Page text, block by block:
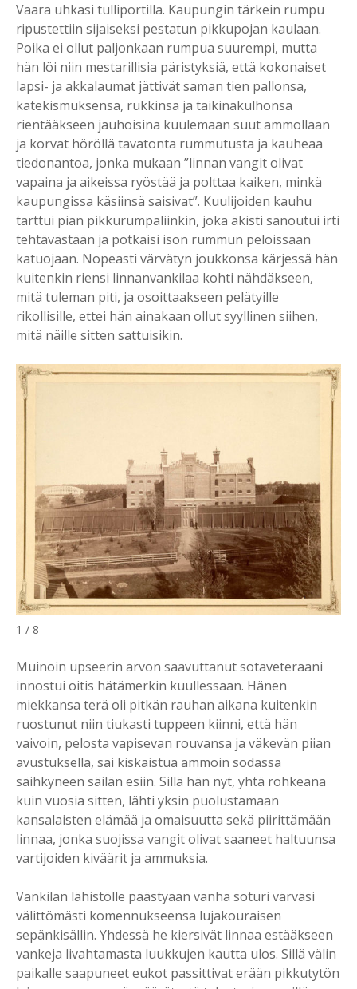
Vaara uhkasi tulliportilla. Kaupungin tärkein rumpu
ripustettiin sijaiseksi pestatun pikkupojan kaulaan.
Poika ei ollut paljonkaan rumpua suurempi, mutta
hän löi niin mestarillisia päristyksiä, että kokonaiset
lapsi- ja akkalaumat jättivät saman tien pallonsa,
katekismuksensa, rukkinsa ja taikinakulhonsa
rientääkseen jauhoisina kuulemaan suut ammollaan
ja korvat höröllä tavatonta rummutusta ja kauheaa
tiedonantoa, jonka mukaan ”linnan vangit olivat
vapaina ja aikeissa ryöstää ja polttaa kaiken, minkä
kaupungissa käsiinsä saisivat”. Kuulijoiden kauhu
tarttui pian pikkurumpaliinkin, joka äkisti sanoutui irti
tehtävästään ja potkaisi ison rummun peloissaan
katuojaan. Nopeasti värvätyn joukkonsa kärjessä hän
kuitenkin riensi linnanvankilaa kohti nähdäkseen,
mitä tuleman piti, ja osoittaakseen pelätyille
rikollisille, ettei hän ainakaan ollut syyllinen siihen,
mitä näille sitten sattuisikin.
1 / 8
Muinoin upseerin arvon saavuttanut sotaveteraani
innostui oitis hätämerkin kuullessaan. Hänen
miekkansa terä oli pitkän rauhan aikana kuitenkin
ruostunut niin tiukasti tuppeen kiinni, että hän
vaivoin, pelosta vapisevan rouvansa ja väkevän piian
avustuksella, sai kiskaistua ammoin sodassa
säihkyneen säilän esiin. Sillä hän nyt, yhtä rohkeana
kuin vuosia sitten, lähti yksin puolustamaan
kansalaisten elämää ja omaisuutta sekä piirittämään
linnaa, jonka suojissa vangit olivat saaneet haltuunsa
vartijoiden kiväärit ja ammuksia.
Vankilan lähistölle päästyään vanha soturi värväsi
välittömästi komennukseensa lujakouraisen
sepänkisällin. Yhdessä he kiersivät linnaa estääkseen
vankeja livahtamasta luukkujen kautta ulos. Sillä välin
paikalle saapuneet eukot passittivat erään pikkutytön